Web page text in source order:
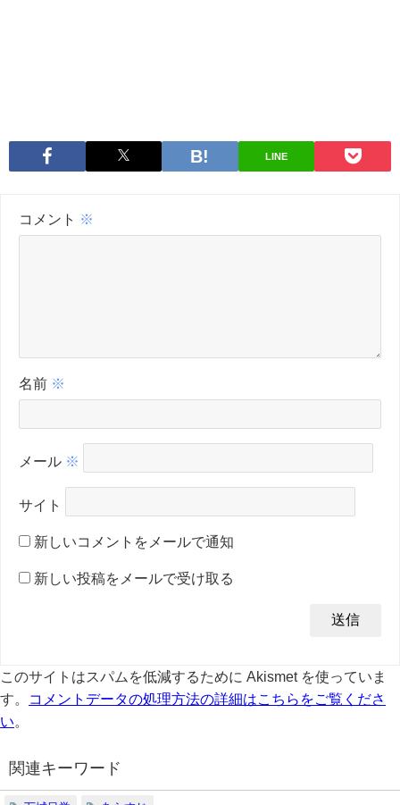
LINE
コメント ※
名前 ※
メール ※
サイト
新しいコメントをメールで通知
新しい投稿をメールで受け取る
このサイトはスパムを低減するために Akismet を使っていま
す。
コメントデータの処理方法の詳細はこちらをご覧くださ
い
関連キーワード